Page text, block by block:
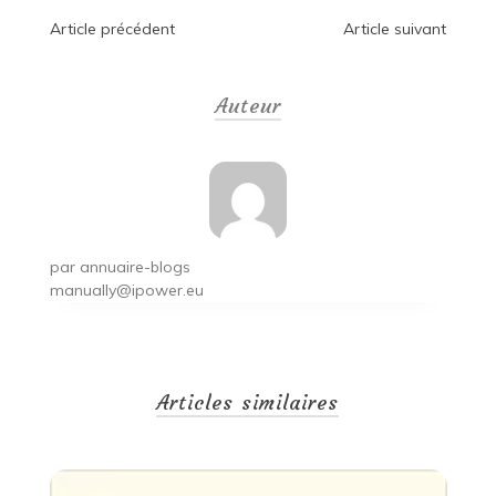
Navigation
Article précédent Article suivant
Auteur
par annuaire-blogs
manually@ipower.eu
Articles similaires